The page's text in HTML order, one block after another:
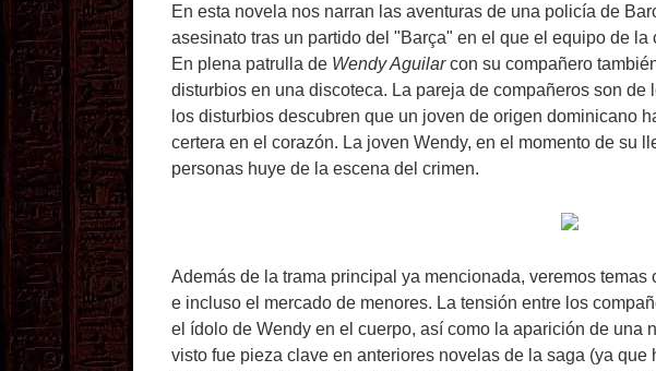
En esta novela nos narran las aventuras de una policía de
asesinato tras un partido del "Barça" en el que el equipo de
En plena patrulla de Wendy Aguilarcon su compañero
disturbios en una discoteca. La pareja de compañeros son de
los disturbios descubren que un joven de origen dominicano
certera en el corazón. La joven Wendy, en el momento de su
personas huye de la escena del crimen.
Además de la trama principal ya mencionada, veremos
e incluso el mercado de menores. La tensión entre los
el ídolo de Wendy en el cuerpo, así como la aparición de una
visto fue pieza clave en anteriores novelas de la saga (ya